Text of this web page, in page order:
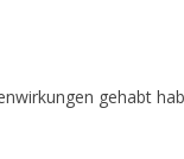
gehabt